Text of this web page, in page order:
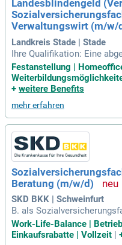
t uns!
Landesblindengeld
Verwaltungswirt (m/w/
Landkreis Stade | Stade
Ihre Qualifikation: Eine
waltungsfachangestellten
sfachangestellten (m/w/d)
w/d) für
Festanstellung |
+ weitere Benefits
mehr erfahren
Beratung (m/w/d)
SKD BKK | Schweinfurt
B. als
die serviceorientierte
ten Kundenkontakt. Du
Work-Life-Balance |
Einkaufsrabatte | Vollzeit |